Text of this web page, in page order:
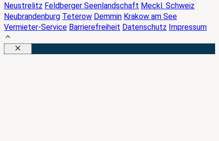
Neustrelitz Feldberger Seenlandschaft Meckl. Schweiz
Neubrandenburg Teterow Demmin Krakow am See
Vermieter-Service Barrierefreiheit Datenschutz Impressum
Schließen